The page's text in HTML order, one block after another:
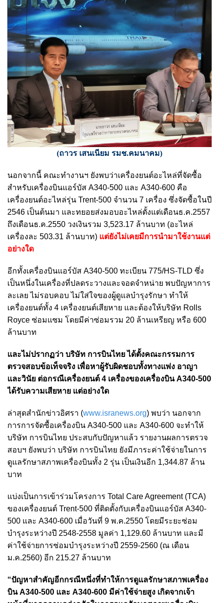
(ถาวร เสนเนียม รมช.คมนาคม)
นอกจากนี้ คณะทำงานฯ ยังพบว่าเครื่องยนต์อะไหล่ที่จัดซื้อ
สำหรับเครื่องบินแอร์บัส A340-500 และ A340-600 คือ
เครื่องยนต์อะไหล่รุ่น Trent-500 จำนวน 7 เครื่อง ซึ่งจัดซื้อในปี
2546 เป็นต้นมา และทยอยส่งมอบอะไหล่ตั้งแต่เดือนธ.ค.2557
ถึงเดือนธ.ค.2550 วงเงินรวม 3,523.17 ล้านบาท (อะไหล่
เครื่องละ 503.31 ล้านบาท) แต่ยังไม่เคยมีการนำมาใช้งานแต่
อย่างใด
อีกทั้งเครื่องบินแอร์บัส A340-500 ทะเบียน 775/HS-TLD ซึ่ง
เป็นหนึ่งในเครื่องที่ปลดระวางและจอดจำหน่าย พบปัญหาการ
ละเลย ไม่รอบคอบ ไม่ใส่ใจของผู้ดูแลบำรุงรักษา ทำให้
เครื่องยนต์ทั้ง 4 เครื่องยนต์เสียหาย และต้องให้บริษัท Rolls
Royce ซ่อมแซม โดยมีค่าซ่อมรวม 20 ล้านเหรียญ หรือ 600
ล้านบาท
และไม่ปรากฏว่า บริษัท การบินไทย ได้ตั้งคณะกรรมการ
ตรวจสอบข้อเท็จจริง เพื่อหาผู้รับผิดชอบทั้งทางแพ่ง อาญา
และวินัย ต่อกรณีเครื่องยนต์ 4 เครื่องของเครื่องบิน A340-500
ได้รับความเสียหาย แต่อย่างใด
ล่าสุดสำนักข่าวอิศรา (www.isranews.org) พบว่า นอกจาก
การการจัดซื้อเครื่องบิน A340-500 และ A340-600 จะทำให้
บริษัท การบินไทย ประสบกับปัญหาแล้ว รายงานผลการตรวจ
สอบฯ ยังพบว่า บริษัท การบินไทย ยังมีภาระค่าใช้จ่ายในการ
ดูแลรักษาสภาพเครื่องบินทั้ง 2 รุ่น เป็นเงินอีก 1,344.87 ล้าน
บาท
แบ่งเป็นการเข้าร่วมโครงการ Total Care Agreement (TCA)
ของเครื่องยนต์ Trent-500 ที่ติดตั้งกับเครื่องบินแอร์บัส A340-
500 และ A340-600 เมื่อวันที่ 9 พ.ค.2550 โดยมีระยะซ่อม
บำรุงระหว่างปี 2548-2558 มูลค่า 1,129.60 ล้านบาท และมี
ค่าใช้จ่ายการซ่อมบำรุงระหว่างปี 2559-2560 (ณ เดือน
ม.ค.2560) อีก 215.27 ล้านบาท
“ปัญหาสำคัญอีกกรณีหนึ่งที่ทำให้การดูแลรักษาสภาพเครื่อง
บิน A340-500 และ A340-600 มีค่าใช้จ่ายสูง เกิดจากเจ้า